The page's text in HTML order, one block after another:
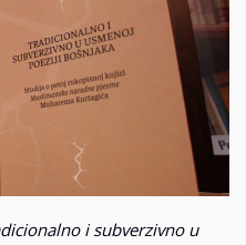
i subverzivno u